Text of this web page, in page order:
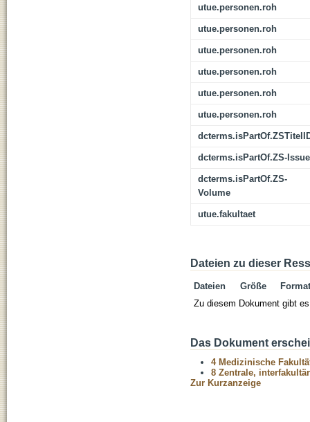
utue.personen.roh
utue.personen.roh
utue.personen.roh
utue.personen.roh
utue.personen.roh
utue.personen.roh
dcterms.isPartOf.ZS-Issue
dcterms.isPartOf.ZS-
Volume
utue.fakultaet
Dateien zu dieser
Dateien Größe
Format
Zu diesem Dokument gibt
Das Dokument
4 Medizinische
8 Zentrale,
Zur Kurzanzeige